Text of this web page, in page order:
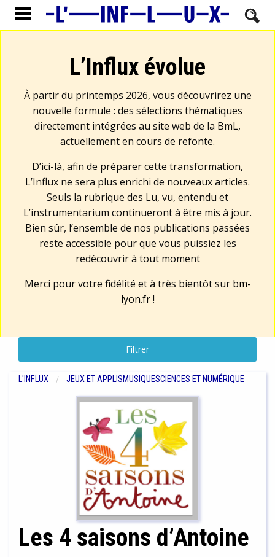
L’Influx évolue
À partir du printemps 2026, vous découvrirez une
nouvelle formule : des sélections thématiques
directement intégrées au site web de la BmL,
actuellement en cours de refonte.
D’ici-là, afin de préparer cette transformation,
L’Influx ne sera plus enrichi de nouveaux articles.
Seuls la rubrique des Lu, vu, entendu et
L’instrumentarium continueront à être mis à jour.
Bien sûr, l’ensemble de nos publications passées
reste accessible pour que vous puissiez les
redécouvrir à tout moment
Merci pour votre fidélité et à très bientôt sur bm-
lyon.fr!
Filtrer
L'INFLUX JEUX ET APPLISMUSIQUESCIENCES ET NUMÉRIQUE
Les 4 saisons d’Antoine